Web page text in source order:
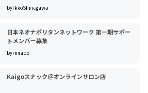
by IkkoShinagawa
日本ネオナポリタンネットワーク 第一期サポー
トメンバー募集
by mnapo
Kaigoスナック＠オンラインサロン店